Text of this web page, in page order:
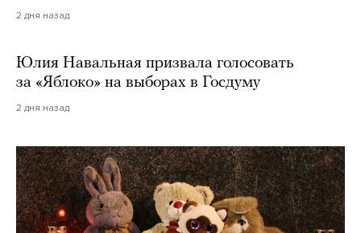
2 дня назад
Юлия Навальная призвала голосовать
за «Яблоко» на выборах в Госдуму
2 дня назад